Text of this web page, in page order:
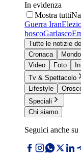
In evidenza
Mostra tutti
Guerra Iran
boscoGarlasco
Tutte le notizie
Cronaca
Mondo
Video
Foto
Tv & Spettacolo
Lifestyle
Speciali
Chi siamo
Seguici anche su